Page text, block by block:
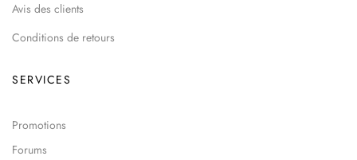
Avis des clients
Conditions de retours
SERVICES
Promotions
Forums